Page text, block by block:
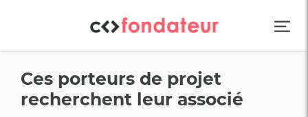
Ces porteurs de projet
recherchent leur associé